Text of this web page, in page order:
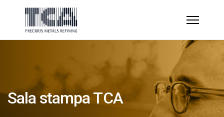
Sala stampa TCA